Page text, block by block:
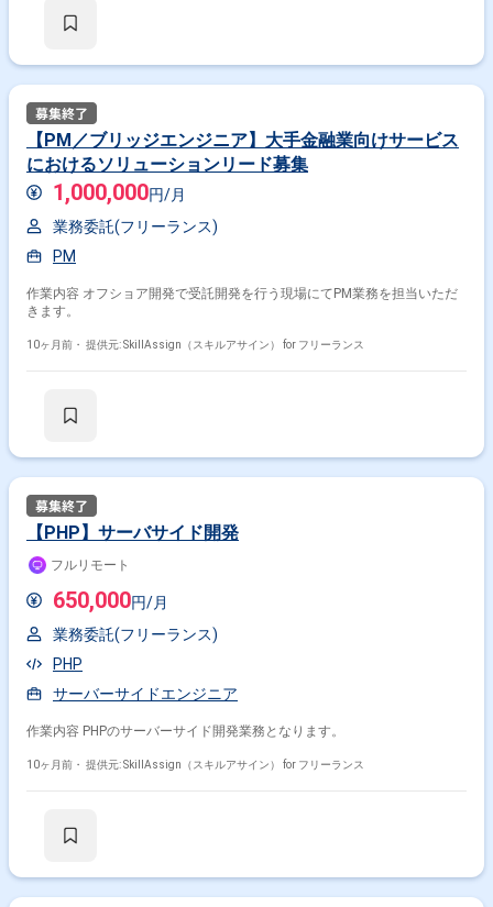
【PM／ブリッジエンジニア】大手金融業向けサービス
におけるソリューションリード募集
1,000,000円/月
業務委託(フリーランス)
PM
作業内容 オフショア開発で受託開発を行う現場にてPM業務を担当いただ
きます。
10ヶ月前・ 提供元: SkillAssign（スキルアサイン） for フリーランス
【PHP】サーバサイド開発
フルリモート
650,000円/月
業務委託(フリーランス)
PHP
サーバーサイドエンジニア
作業内容 PHPのサーバーサイド開発業務となります。
10ヶ月前・ 提供元: SkillAssign（スキルアサイン） for フリーランス